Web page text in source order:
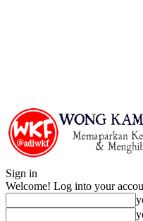
Sign in
Welcome! Log into your